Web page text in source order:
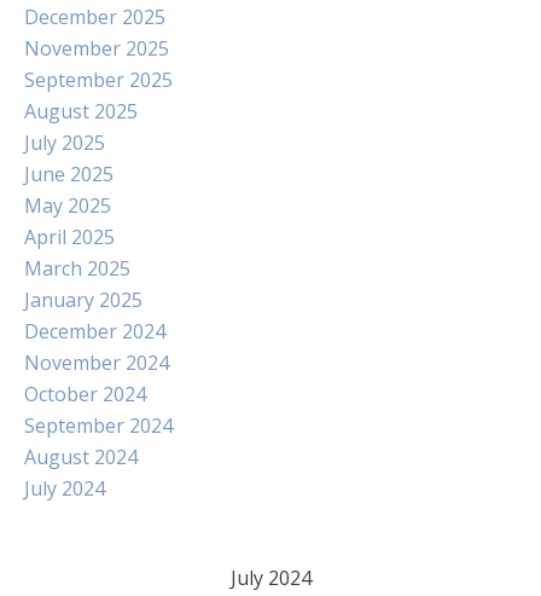
December 2025
November 2025
September 2025
August 2025
July 2025
June 2025
May 2025
April 2025
March 2025
January 2025
December 2024
November 2024
October 2024
September 2024
August 2024
July 2024
July 2024